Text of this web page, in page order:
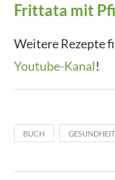
Frittata mit
Weitere Rezepte
Youtube-Kanal!
BUCH GESUNDHEIT